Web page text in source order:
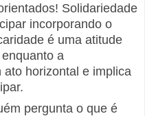
Solidariedade
incorporando o
é uma atitude
a
horizontal e implica
pergunta o que é